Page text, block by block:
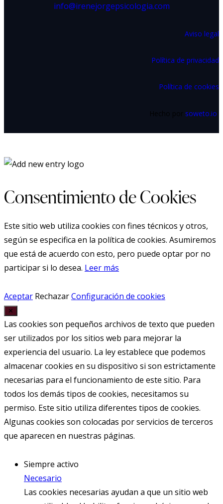
info@irenejorgepsicologia.com
Aviso legal
Política de privacidad
Política de cookies
Hecho por soweto.io
Consentimiento de Cookies
Este sitio web utiliza cookies con fines técnicos y otros,
según se especifica en la política de cookies. Asumiremos
que está de acuerdo con esto, pero puede optar por no
participar si lo desea. Leer más
Aceptar RechazarConfiguración de cookies
✕
Las cookies son pequeños archivos de texto que pueden
ser utilizados por los sitios web para mejorar la
experiencia del usuario. La ley establece que podemos
almacenar cookies en su dispositivo si son estrictamente
necesarias para el funcionamiento de este sitio. Para
todos los demás tipos de cookies, necesitamos su
permiso. Este sitio utiliza diferentes tipos de cookies.
Algunas cookies son colocadas por servicios de terceros
que aparecen en nuestras páginas.
Siempre activo
Necesario
Las cookies necesarias ayudan a que un sitio web